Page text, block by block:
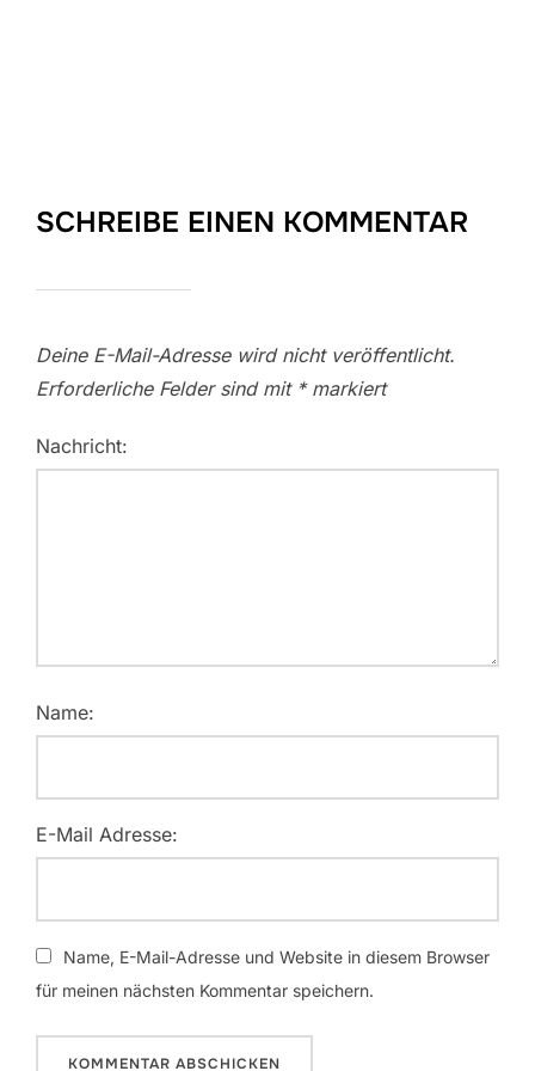
SCHREIBE EINEN KOMMENTAR
Deine E-Mail-Adresse wird nicht veröffentlicht.
Erforderliche Felder sind mit *markiert
Nachricht:
Name:
E-Mail Adresse:
Name, E-Mail-Adresse und Website in diesem Browser
für meinen nächsten Kommentar speichern.